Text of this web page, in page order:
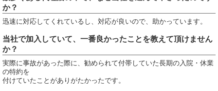
か？
迅速に対応してくれているし、対応が良いので、助かっています。
当社で加入していて、一番良かったことを教えて頂けません
か？
実際に事故があった際に、勧められて付帯していた長期の入院・休業
の特約を
付けていたことがありがたかったです。